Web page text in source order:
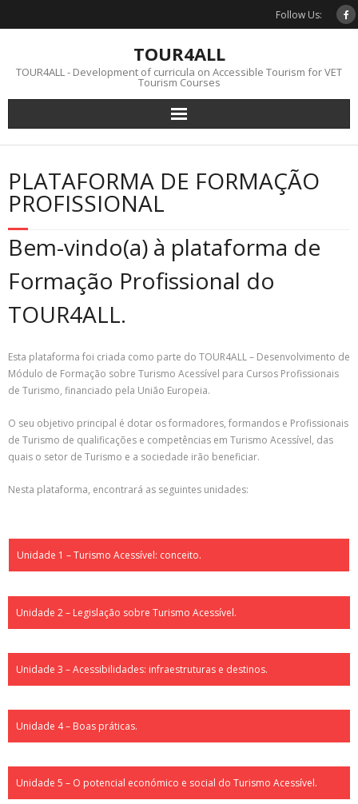
Follow Us:
TOUR4ALL
TOUR4ALL - Development of curricula on Accessible Tourism for VET
Tourism Courses
PLATAFORMA DE FORMAÇÃO
PROFISSIONAL
Bem-vindo(a) à plataforma de
Formação Profissional do
TOUR4ALL.
Esta plataforma foi criada como parte do TOUR4ALL – Desenvolvimento de
Módulo de Formação sobre Turismo Acessível para Cursos Profissionais
de Turismo, financiado pela União Europeia.
O seu objetivo principal é dotar os formadores, formandos e Profissionais
de Turismo de qualificações e competências em Turismo Acessível, das
quais o setor de Turismo e a sociedade irão beneficiar.
Nesta plataforma, encontrará as seguintes unidades:
Unidade 1 – Turismo Acessível: conceito.
Unidade 2 – Legislação sobre Turismo Acessível.
Unidade 3 – Acessibilidades: infraestruturas e destinos.
Unidade 4 – Boas práticas.
Unidade 5 – O potencial económico e social do Turismo Acessível.